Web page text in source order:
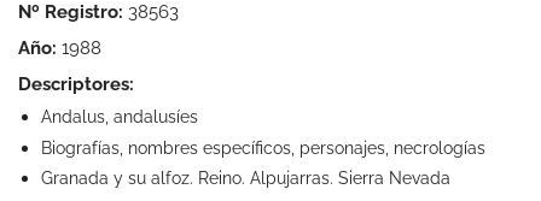
Nº Registro: 38563
Año: 1988
Descriptores:
Andalus, andalusíes
Biografías, nombres específicos, personajes, necrologías
Granada y su alfoz. Reino. Alpujarras. Sierra Nevada